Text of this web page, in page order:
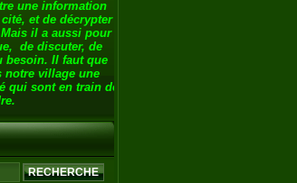
une information
et de décrypter
il a aussi pour
de discuter, de
besoin. Il faut que
notre village une
qui sont en train de